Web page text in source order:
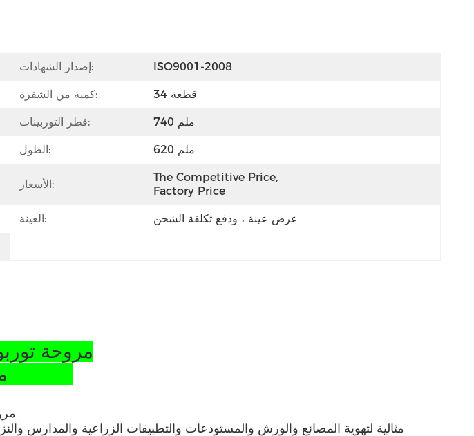
إصدار الشهادات: ISO9001-2008
كمية من الشفرة: 34 قطعة
قطر التوربينات: 740 ملم
الطول: 620 ملم
الأسعار:
The Competitive Price,
Factory Price
العينة: عرض عينة ، ودفع تكلفة الشحن
مروحة
مثالية لتهوية المصانع والورش والمستودعات والتطبيقات الزراعية والمدارس